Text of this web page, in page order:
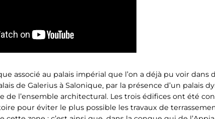
associé au palais impérial que l’on a déjà pu voir
de Galerius à Salonique, par la présence d’un palais
de l’ensemble architectural. Les trois édifices ont été
pour éviter le plus possible les travaux de